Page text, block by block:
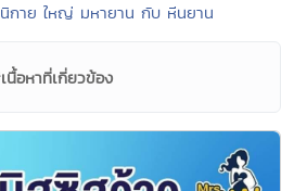
กาย ใหญ่ มหายาน กับ หีนยาน
นื้อหาที่เกี่ยวข้อง